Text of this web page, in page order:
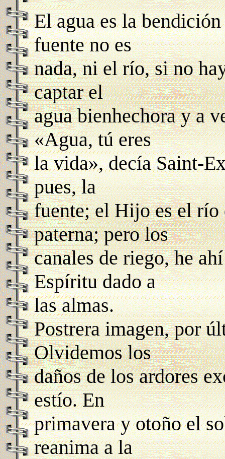
El agua es la
fuente no es
nada, ni el río, si no
captar el
agua bienhechora y a
«Agua, tú eres
la vida», decía Saint-
pues, la
fuente; el Hijo es el río
paterna; pero los
canales de riego, he
Espíritu dado a
las almas.
Postrera imagen, por
Olvidemos los
daños de los ardores
estío. En
primavera y otoño el
reanima a la